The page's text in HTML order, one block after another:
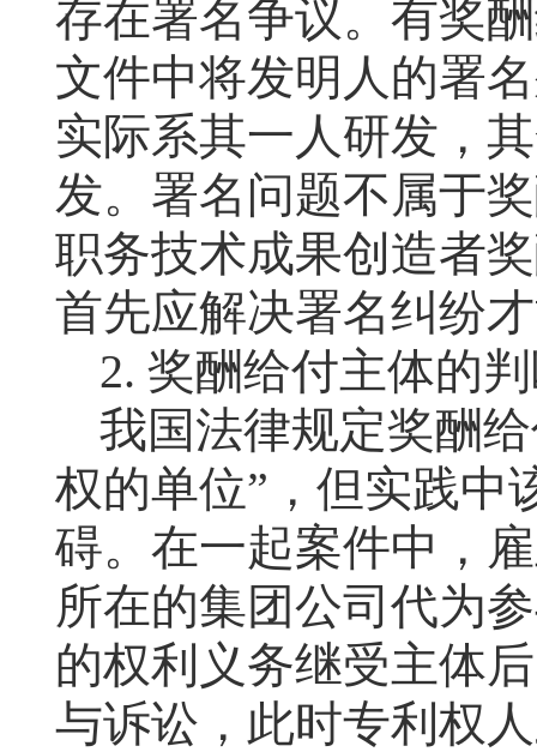
存在署名争议。有奖
文件中将发明人的署
实际系其一人研发，
发。署名问题不属于
职务技术成果创造者
首先应解决署名纠纷
2. 奖酬给付主体的
我国法律规定奖酬
权的单位”，但实践中
碍。在一起案件中，
所在的集团公司代为
的权利义务继受主体
与诉讼，此时专利权